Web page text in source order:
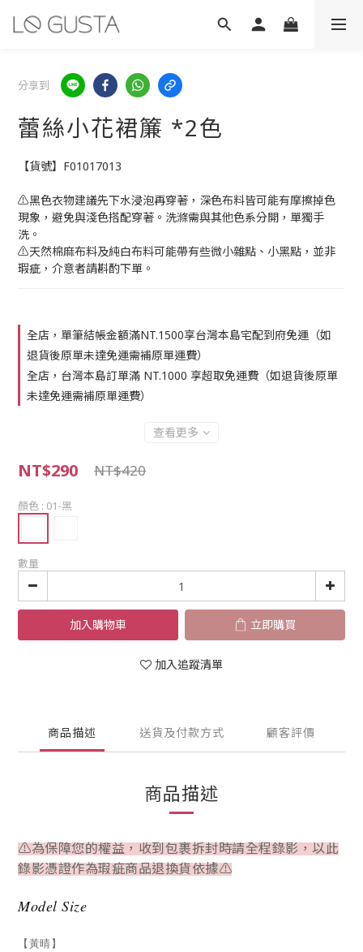
分享到
蕾絲小花裙簾 *2色
【貨號】F01017013
⚠️黑色衣物建議先下水浸泡再穿著，深色布料皆可能有摩擦掉色
現象，避免與淺色搭配穿著。洗滌需與其他色系分開，單獨手
洗。
⚠️天然棉麻布料及純白布料可能帶有些微小雜點、小黑點，並非
瑕疵，介意者請斟酌下單。
全店，單筆結帳金額滿NT.1500享台灣本島宅配到府免運（如
退貨後原單未達免運需補原單運費）
全店，台灣本島訂單滿 NT.1000 享超取免運費（如退貨後原單
未達免運需補原單運費）
查看更多
NT$290 NT$420
顏色 : 01-黑
數量
加入購物車 立即購買
加入追蹤清單
商品描述 送貨及付款方式 顧客評價
商品描述
⚠為保障您的權益，收到包裹拆封時請全程錄影，以此
錄影憑證作為瑕疵商品退換貨依據⚠
Model Size
【黃晴】